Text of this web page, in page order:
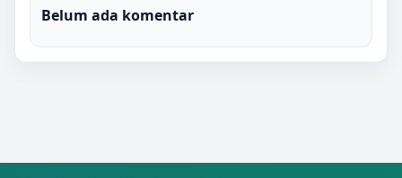
Belum ada komentar